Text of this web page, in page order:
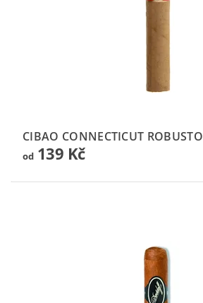
CIBAO CONNECTICUT ROBUSTO
od139 Kč